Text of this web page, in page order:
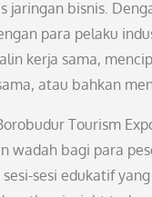
jaringan bisnis.
para pelaku
kerja sama,
atau bahkan
Tourism
wadah bagi para
sesi edukatif